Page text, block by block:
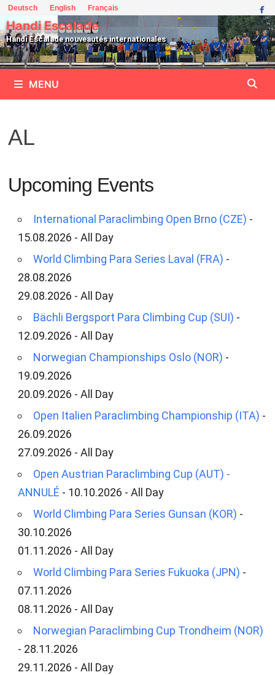
Passer
au
contenu
Deutsch English Français
Handi Escalade
Handi Escalade nouveautés internationales
MENU
AL
Upcoming Events
International Paraclimbing Open Brno (CZE) -
15.08.2026 - All Day
World Climbing Para Series Laval (FRA) -
28.08.2026
29.08.2026 - All Day
Bächli Bergsport Para Climbing Cup (SUI) -
12.09.2026 - All Day
Norwegian Championships Oslo (NOR) -
19.09.2026
20.09.2026 - All Day
Open Italien Paraclimbing Championship (ITA) -
26.09.2026
27.09.2026 - All Day
Open Austrian Paraclimbing Cup (AUT) -
ANNULÉ - 10.10.2026 - All Day
World Climbing Para Series Gunsan (KOR) -
30.10.2026
01.11.2026 - All Day
World Climbing Para Series Fukuoka (JPN) -
07.11.2026
08.11.2026 - All Day
Norwegian Paraclimbing Cup Trondheim (NOR)
- 28.11.2026
29.11.2026 - All Day